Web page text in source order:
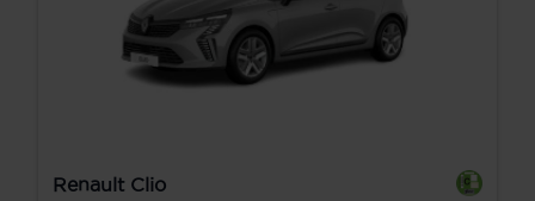
Renault Clio